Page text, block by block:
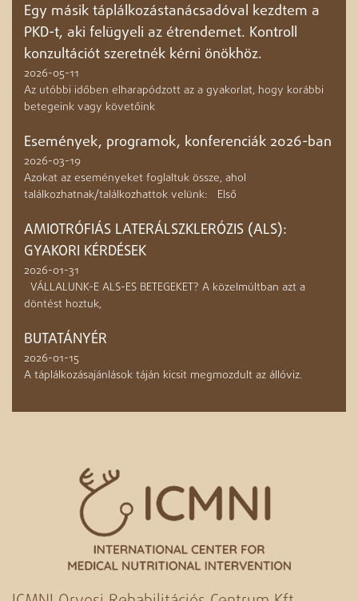
Egy másik táplálkozástanácsadóval kezdtem a
PKD-t, aki felügyeli az étrendemet. Kontroll
konzultációt szeretnék kérni önökhöz.
2026-05-11
Az utóbbi időben elharapódzott az a gyakorlat, hogy korábbi
betegeink vagy követőink
Események, programok, konferenciák 2026-ban
2026-03-19
Azokat az eseményeket foglaltuk össze, ahol
találkozhatnak/találkozhattok velünk: Első
AMIOTRÓFIÁS LATERÁLSZKLERÓZIS (ALS):
GYAKORI KÉRDÉSEK
2026-01-31
VÁLLALUNK-E ALS-ES BETEGEKET? A közelmúltban azt a
döntést hoztuk,
BUTATÁNYÉR
2026-01-15
A táplálkozásajánlások táján kicsit megmozdult az állóviz.